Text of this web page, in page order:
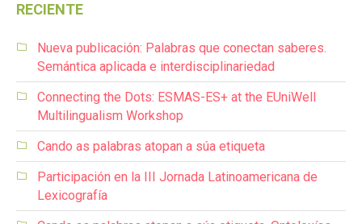
RECIENTE
Nueva publicación: Palabras que conectan saberes.
Semántica aplicada e interdisciplinariedad
Connecting the Dots: ESMAS-ES+ at the EUniWell
Multilingualism Workshop
Cando as palabras atopan a súa etiqueta
Participación en la III Jornada Latinoamericana de
Lexicografía